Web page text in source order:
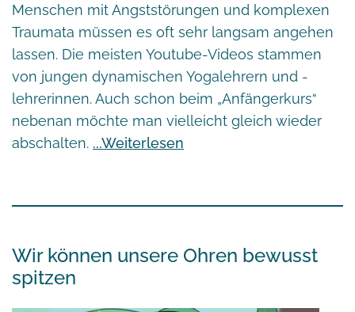
Menschen mit Angststörungen und komplexen
Traumata müssen es oft sehr langsam angehen
lassen. Die meisten Youtube-Videos stammen
von jungen dynamischen Yogalehrern und -
lehrerinnen. Auch schon beim „Anfängerkurs“
nebenan möchte man vielleicht gleich wieder
abschalten.
Weiterlesen
Wir können unsere Ohren bewusst
spitzen